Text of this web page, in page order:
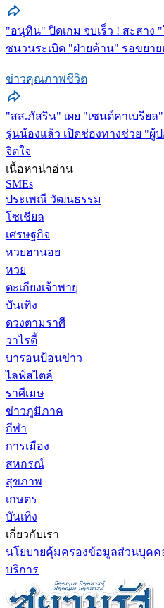
"อนุทิน" ปิดเกม จบเร็ว ! สะสาง
ชนวนระเบิด "ฝ่ายค้าน" รอขยา
ข่าวคุณภาพชีวิต
"สส.ภัสริน" เผย "เซนต์คาเบรีย
รุ่นน้องแล้ว เปิดช่องทางช่วย "ผู้
จิตใจ
เนื้อหาน่าอ่าน
SMEs
ประเพณี วัฒนธรรม
โซเชียล
เศรษฐกิจ
หวยฮานอย
หวย
ตะเกียงเจ้าพายุ
บันเทิง
ดวงตามราศี
วาไรตี้
บารอนป้อนข่าว
ไลฟ์สไตล์
ราศีเมษ
ข่าวภูมิภาค
กีฬา
การเมือง
สหกรณ์
สุขภาพ
เกษตร
บันเทิง
เกี่ยวกับเรา
นโยบายคุ้มครองข้อมูลส่วนบุคค
บริการ